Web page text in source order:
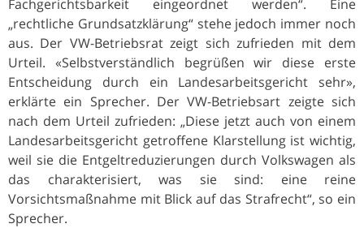
Fachgerichtsbarkeit eingeordnet werden“. Eine
„rechtliche Grundsatzklärung“ stehe jedoch immer noch
aus. Der VW-Betriebsrat zeigt sich zufrieden mit dem
Urteil. «Selbstverständlich begrüßen wir diese erste
Entscheidung durch ein Landesarbeitsgericht sehr»,
erklärte ein Sprecher. Der VW-Betriebsart zeigte sich
nach dem Urteil zufrieden: „Diese jetzt auch von einem
Landesarbeitsgericht getroffene Klarstellung ist wichtig,
weil sie die Entgeltreduzierungen durch Volkswagen als
das charakterisiert, was sie sind: eine reine
Vorsichtsmaßnahme mit Blick auf das Strafrecht“, so ein
Sprecher.